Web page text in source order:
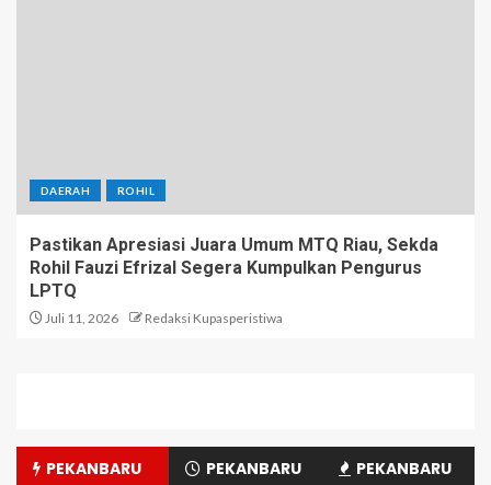
DAERAH ROHIL
Pastikan Apresiasi Juara Umum MTQ Riau, Sekda
Rohil Fauzi Efrizal Segera Kumpulkan Pengurus
LPTQ
Juli 11, 2026 Redaksi Kupasperistiwa
PEKANBARU PEKANBARU PEKANBARU